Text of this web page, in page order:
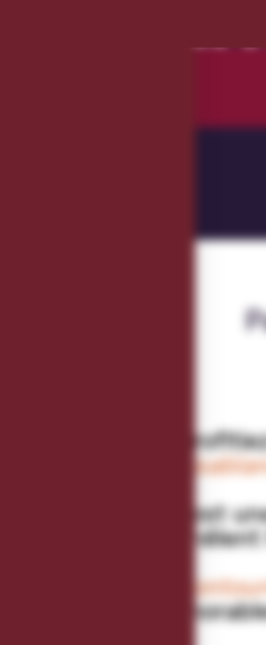
Et si vous
Casablanca est
traditions se
nos
souvenirs